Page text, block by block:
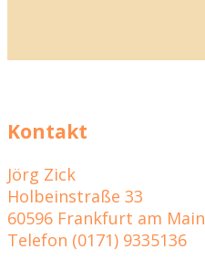
Kontakt
Jörg Zick
Holbeinstraße 33
60596 Frankfurt am Main
Telefon (0171) 9335136